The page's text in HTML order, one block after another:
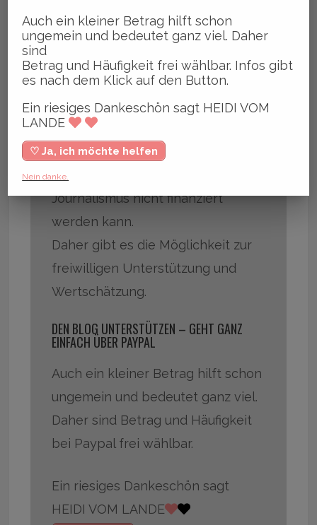
DER BEITRAG HAT MIR GEFALLEN! HEIDI VOM
LANDE® – ZAHLE ICH
Der Artikel ist kostenfrei
zugänglich – es gibt keine Paywall
hier im Blog.
Das heißt aber nicht, dass Online-
Journalismus nicht finanziert
werden kann.
Daher gibt es die Möglichkeit zur
freiwilligen Unterstützung und
Wertschätzung.
DEN BLOG UNTERSTÜTZEN – GEHT GANZ
EINFACH ÜBER PAYPAL
Auch ein kleiner Betrag hilft schon
ungemein und bedeutet ganz viel.
Daher sind Betrag und Häufigkeit
bei Paypal frei wählbar.
Ein riesiges Dankeschön sagt
HEIDI VOM LANDE
Auch ein kleiner Betrag hilft schon
ungemein und bedeutet ganz viel. Daher
sind
Betrag und Häufigkeit frei wählbar. Infos gibt
es nach dem Klick auf den Button.
Ein riesiges Dankeschön sagt HEIDI VOM
LANDE
♡ Ja, ich möchte helfen
Nein danke.